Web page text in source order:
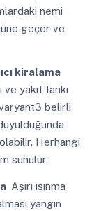
nemi
geçer ve
kiralama
ve yakıt tankı
belirli
Herhangi
sunulur.
Aşırı ısınma
yangın